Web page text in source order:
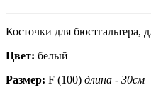
Косточки для бюстгальтера,
Цвет: белый
Размер: F (100) длина - 30см